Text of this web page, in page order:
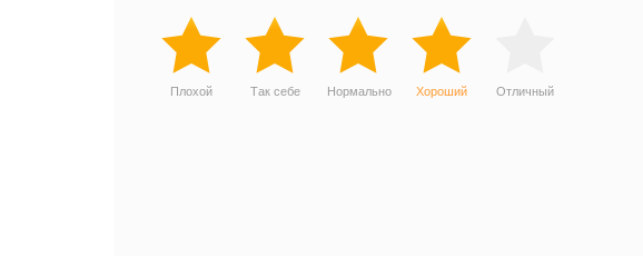
Плохой Так себе Нормально Хороший Отличный